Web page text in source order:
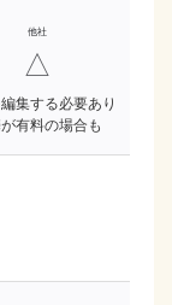
△
集する必要あり
有料の場合も